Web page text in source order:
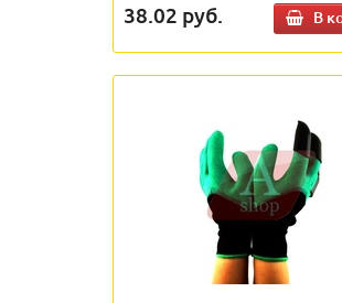
38.02 руб. В